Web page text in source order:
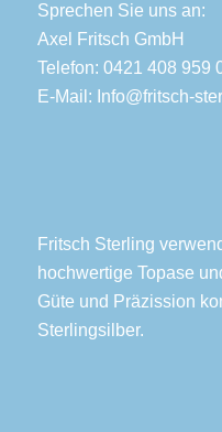
Sprechen Sie uns an:
Axel Fritsch GmbH
Telefon: 0421 408 959
E-Mail: Info@fritsch-
Fritsch Sterling
hochwertige Topase
Güte und Präzission
Sterlingsilber.